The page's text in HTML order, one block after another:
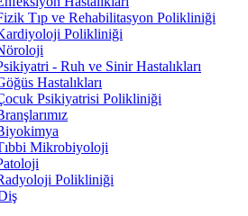
Tıp ve Rehabilitasyon Polikliniği
Polikliniği
- Ruh ve Sinir Hastalıkları
Hastalıkları
Psikiyatrisi Polikliniği
Mikrobiyoloji
Polikliniği